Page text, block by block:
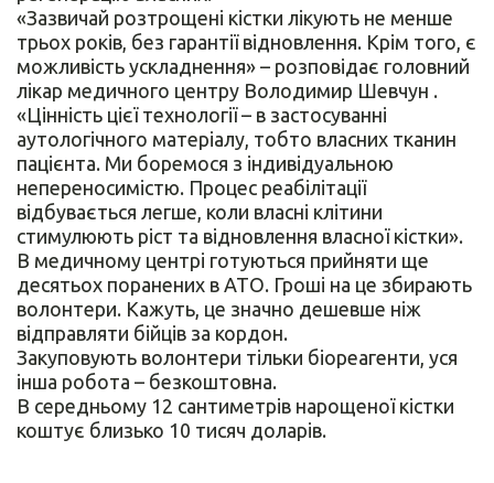
«Зазвичай розтрощені кістки лікують не менше
трьох років, без гарантії відновлення. Крім того, є
можливість ускладнення» – розповідає головний
лікар медичного центру Володимир Шевчун .
«Цінність цієї технології – в застосуванні
аутологічного матеріалу, тобто власних тканин
пацієнта. Ми боремося з індивідуальною
непереносимістю. Процес реабілітації
відбувається легше, коли власні клітини
стимулюють ріст та відновлення власної кістки».
В медичному центрі готуються прийняти ще
десятьох поранених в АТО. Гроші на це збирають
волонтери. Кажуть, це значно дешевше ніж
відправляти бійців за кордон.
Закуповують волонтери тільки біореагенти, уся
інша робота – безкоштовна.
В середньому 12 сантиметрів нарощеної кістки
коштує близько 10 тисяч доларів.